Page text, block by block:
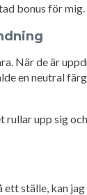
bonus för mig.
När de är
en neutral
rullar upp sig
ett ställe, kan jag